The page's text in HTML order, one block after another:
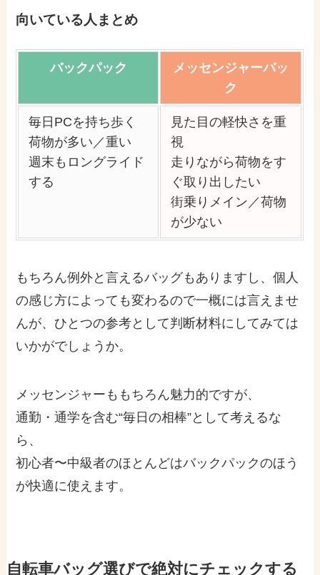
向いている人まとめ
バックパック
メッセンジャーバッ
ク
毎日PCを持ち歩く
荷物が多い／重い
週末もロングライド
する
見た目の軽快さを重
視
走りながら荷物をす
ぐ取り出したい
街乗りメイン／荷物
が少ない
もちろん例外と言えるバッグもありますし、個人
の感じ方によっても変わるので一概には言えませ
んが、ひとつの参考として判断材料にしてみては
いかがでしょうか。
メッセンジャーももちろん魅力的ですが、
通勤・通学を含む“毎日の相棒”として考えるな
ら、
初心者〜中級者のほとんどはバックパックのほう
が快適に使えます。
自転車バッグ選びで絶対にチェックする